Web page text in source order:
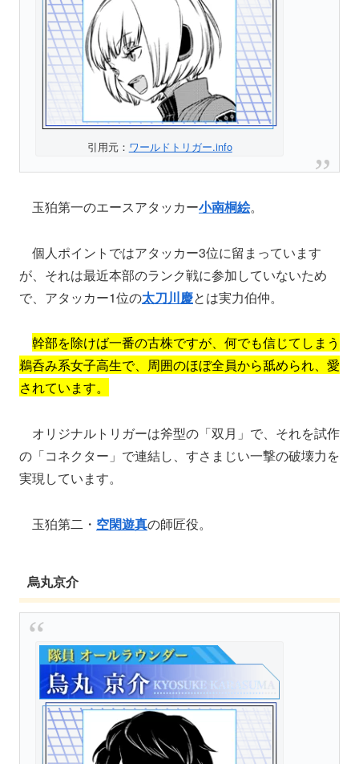
引用元： ワールドトリガー.info
玉狛第一のエースアタッカー小南桐絵。
個人ポイントではアタッカー3位に留まっています
が、それは最近本部のランク戦に参加していないため
で、アタッカー1位の太刀川慶とは実力伯仲。
幹部を除けば一番の古株ですが、何でも信じてしまう
鵜呑み系女子高生で、周囲のほぼ全員から舐められ、愛
されています。
オリジナルトリガーは斧型の「双月」で、それを試作
の「コネクター」で連結し、すさまじい一撃の破壊力を
実現しています。
玉狛第二・ 空閑遊真の師匠役。
烏丸京介